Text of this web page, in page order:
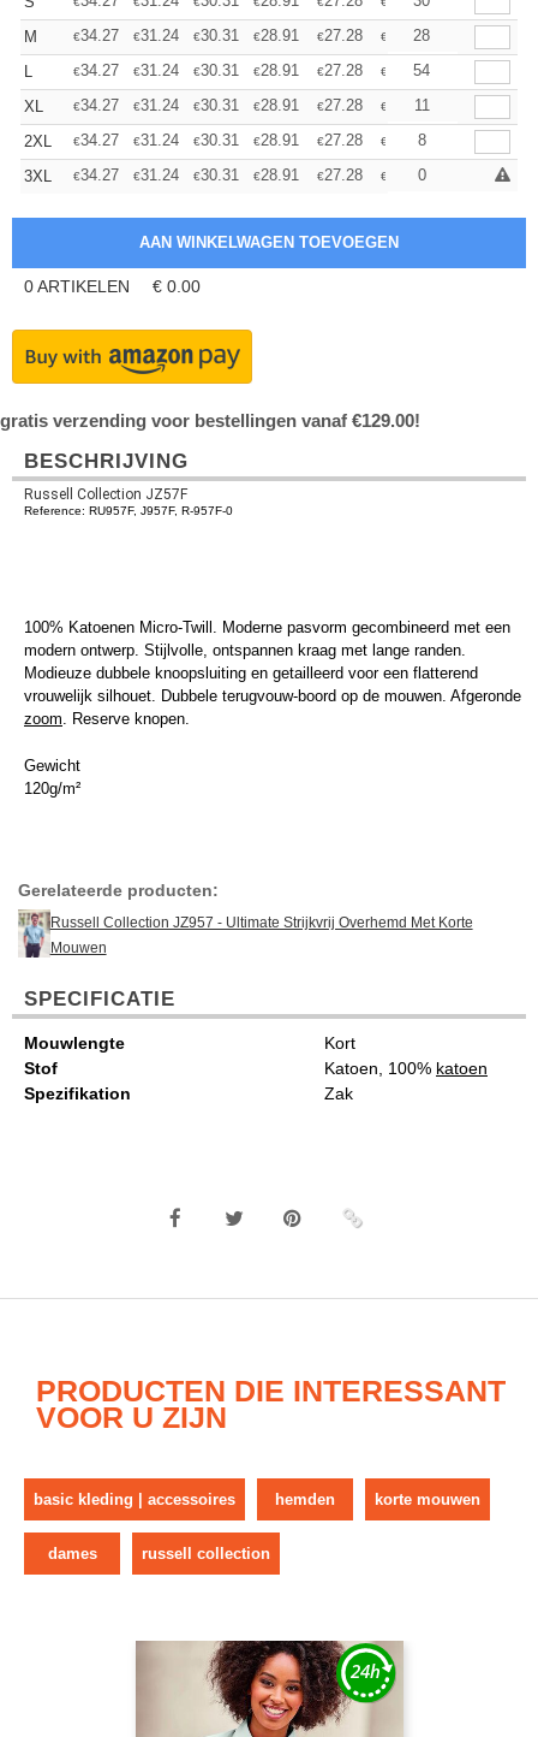
M
€34.27 €31.24 €30.31 €28.91 €27.28 € 25.88
28
L
€34.27 €31.24 €30.31 €28.91 €27.28 € 25.88
54
XL
€34.27 €31.24 €30.31 €28.91 €27.28 € 25.88
11
2XL
€34.27 €31.24 €30.31 €28.91 €27.28 € 25.88
8
3XL
€34.27 €31.24 €30.31 €28.91 €27.28 € 25.88
0
0ARTIKELEN € 0.00
gratis verzending voor bestellingen vanaf €129.00!
BESCHRIJVING
Russell Collection JZ57F
Reference: RU957F, J957F, R-957F-0
100% Katoenen Micro-Twill. Moderne pasvorm gecombineerd met een
modern ontwerp. Stijlvolle, ontspannen kraag met lange randen.
Modieuze dubbele knoopsluiting en getailleerd voor een flatterend
vrouwelijk silhouet. Dubbele terugvouw-boord op de mouwen. Afgeronde
zoom. Reserve knopen.
Gewicht
120g/m²
Gerelateerde producten:
Russell Collection JZ957 - Ultimate Strijkvrij Overhemd Met Korte
Mouwen
SPECIFICATIE
Mouwlengte
Kort
Stof
Katoen, 100% katoen
Spezifikation
Zak
PRODUCTEN DIE INTERESSANT
VOOR U ZIJN
basic kleding | accessoires hemden korte mouwen
dames russell collection